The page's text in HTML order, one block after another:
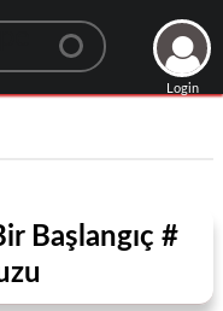
Login
Başlangıç ​​#